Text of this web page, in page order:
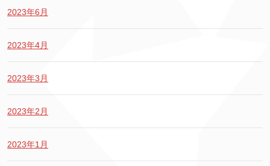
2023年6月
2023年4月
2023年3月
2023年2月
2023年1月